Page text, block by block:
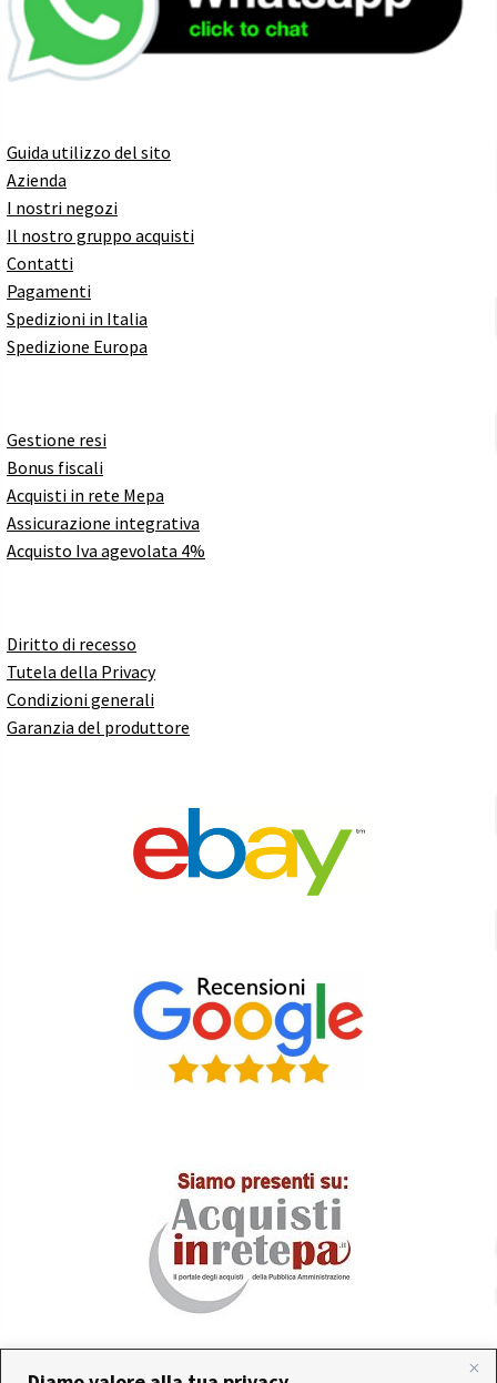
Guida utilizzo del sito
Azienda
I nostri negozi
Il nostro gruppo acquisti
Contatti
Pagamenti
Spedizioni in Italia
Spedizione Europa
Gestione resi
Bonus fiscali
Acquisti in rete Mepa
Assicurazione integrativa
Acquisto Iva agevolata 4%
Diritto di recesso
Tutela della Privacy
Condizioni generali
Garanzia del produttore